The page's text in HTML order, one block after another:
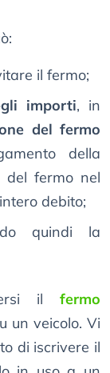
il fermo;
importi, in
del fermo
della
del fermo nel
debito;
quindi la
il fermo
un veicolo. Vi
di iscrivere il